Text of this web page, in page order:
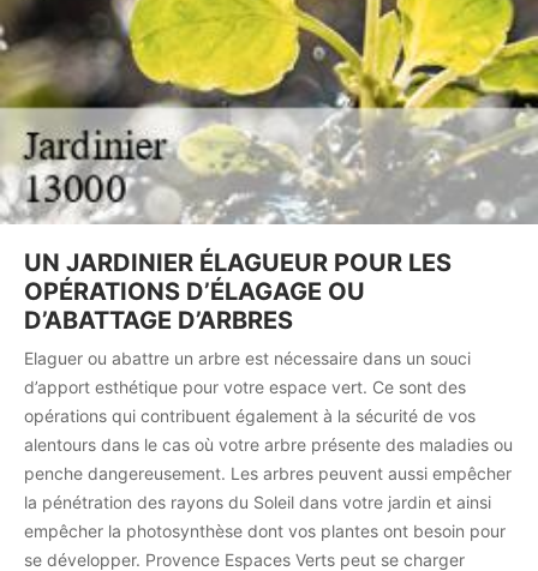
UN JARDINIER ÉLAGUEUR POUR LES
OPÉRATIONS D’ÉLAGAGE OU
D’ABATTAGE D’ARBRES
Elaguer ou abattre un arbre est nécessaire dans un souci
d’apport esthétique pour votre espace vert. Ce sont des
opérations qui contribuent également à la sécurité de vos
alentours dans le cas où votre arbre présente des maladies ou
penche dangereusement. Les arbres peuvent aussi empêcher
la pénétration des rayons du Soleil dans votre jardin et ainsi
empêcher la photosynthèse dont vos plantes ont besoin pour
se développer. Provence Espaces Verts peut se charger